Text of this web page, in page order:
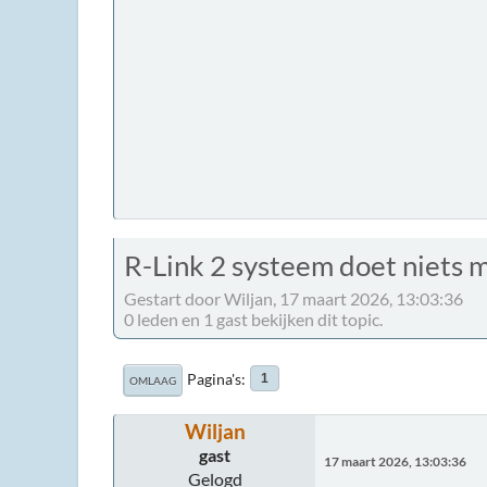
R-Link 2 systeem doet niets
Gestart door Wiljan, 17 maart 2026, 13:03:36
0 leden en 1 gast bekijken dit topic.
OMLAAG Pagina's 1
Wiljan
gast
Gelogd
17 maart 2026, 13:03:36